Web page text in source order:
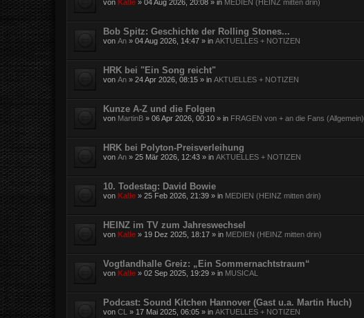
von Kalle » 04 Aug 2026, 20:08 » in MEDIEN (HEINZ mitten drin)
Bob Spitz: Geschichte der Rolling Stones...
von An » 04 Aug 2026, 14:47 » in AKTUELLES + NOTIZEN
HRK bei "Ein Song reicht"
von An » 24 Apr 2026, 08:15 » in AKTUELLES + NOTIZEN
Kunze A-Z und die Folgen
von MartinB » 06 Apr 2026, 00:10 » in FRAGEN von + an die Fans (Allgemein)
HRK bei Polyton-Preisverleihung
von An » 25 Mär 2026, 12:43 » in AKTUELLES + NOTIZEN
10. Todestag: David Bowie
von Kalle » 25 Feb 2026, 21:39 » in MEDIEN (HEINZ mitten drin)
HEINZ im TV zum Jahreswechsel
von Kalle » 19 Dez 2025, 18:17 » in MEDIEN (HEINZ mitten drin)
Vogtlandhalle Greiz: „Ein Sommernachtstraum“
von Kalle » 02 Sep 2025, 19:29 » in MUSICAL
Podcast: Sound Kitchen Hannover (Gast u.a. Martin Huch)
von CL » 17 Mai 2025, 06:05 » in AKTUELLES + NOTIZEN